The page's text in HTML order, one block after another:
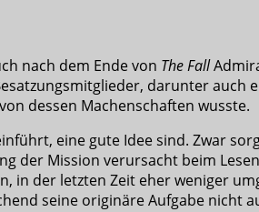
nach dem Ende von The Fall
darunter auch
dessen Machenschaften wusste.
eine gute Idee sind. Zwar
der Mission verursacht beim
in der letzten Zeit eher weniger
seine originäre Aufgabe nicht